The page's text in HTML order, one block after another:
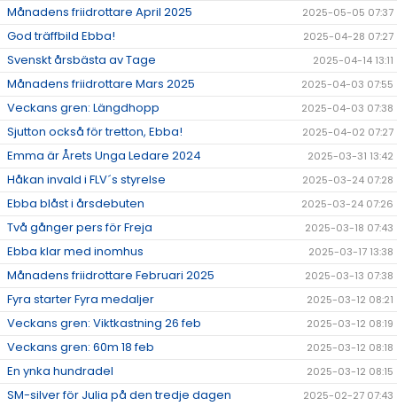
Månadens friidrottare April 2025 2025-05-05 07:37
God träffbild Ebba! 2025-04-28 07:27
Svenskt årsbästa av Tage 2025-04-14 13:11
Månadens friidrottare Mars 2025 2025-04-03 07:55
Veckans gren: Längdhopp 2025-04-03 07:38
Sjutton också för tretton, Ebba! 2025-04-02 07:27
Emma är Årets Unga Ledare 2024 2025-03-31 13:42
Håkan invald i FLV´s styrelse 2025-03-24 07:28
Ebba blåst i årsdebuten 2025-03-24 07:26
Två gånger pers för Freja 2025-03-18 07:43
Ebba klar med inomhus 2025-03-17 13:38
Månadens friidrottare Februari 2025 2025-03-13 07:38
Fyra starter Fyra medaljer 2025-03-12 08:21
Veckans gren: Viktkastning 26 feb 2025-03-12 08:19
Veckans gren: 60m 18 feb 2025-03-12 08:18
En ynka hundradel 2025-03-12 08:15
SM-silver för Julia på den tredje dagen 2025-02-27 07:43